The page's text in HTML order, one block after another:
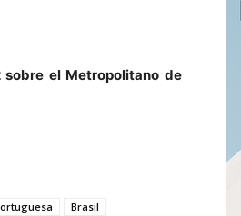
sobre el Metropolitano de
Brasil